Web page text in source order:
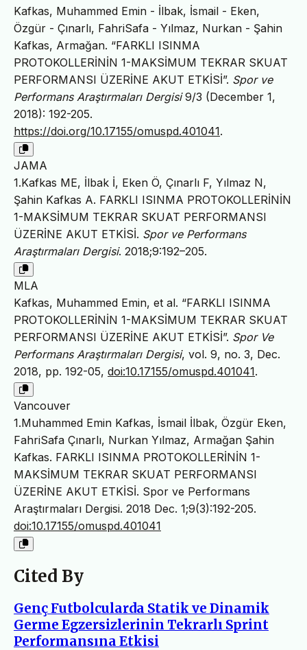
Kafkas, Muhammed Emin - İlbak, İsmail - Eken,
Özgür - Çınarlı, FahriSafa - Yılmaz, Nurkan - Şahin
Kafkas, Armağan. “FARKLI ISINMA
PROTOKOLLERİNİN 1-MAKSİMUM TEKRAR SKUAT
PERFORMANSI ÜZERİNE AKUT ETKİSİ”. Spor ve
Performans Araştırmaları Dergisi9/3 (December 1,
2018): 192-205.
https://doi.org/10.17155/omuspd.401041.
JAMA
1.Kafkas ME, İlbak İ, Eken Ö, Çınarlı F, Yılmaz N,
Şahin Kafkas A. FARKLI ISINMA PROTOKOLLERİNİN
1-MAKSİMUM TEKRAR SKUAT PERFORMANSI
ÜZERİNE AKUT ETKİSİ. Spor ve Performans
Araştırmaları Dergisi. 2018;9:192–205.
MLA
Kafkas, Muhammed Emin, et al. “FARKLI ISINMA
PROTOKOLLERİNİN 1-MAKSİMUM TEKRAR SKUAT
PERFORMANSI ÜZERİNE AKUT ETKİSİ”. Spor Ve
Performans Araştırmaları Dergisi, vol. 9, no. 3, Dec.
2018, pp. 192-05, doi:10.17155/omuspd.401041.
Vancouver
1.Muhammed Emin Kafkas, İsmail İlbak, Özgür Eken,
FahriSafa Çınarlı, Nurkan Yılmaz, Armağan Şahin
Kafkas. FARKLI ISINMA PROTOKOLLERİNİN 1-
MAKSİMUM TEKRAR SKUAT PERFORMANSI
ÜZERİNE AKUT ETKİSİ. Spor ve Performans
Araştırmaları Dergisi. 2018 Dec. 1;9(3):192-205.
doi:10.17155/omuspd.401041
Cited By
Genç Futbolcularda Statik ve Dinamik
Germe Egzersizlerinin Tekrarlı Sprint
Performansına Etkisi